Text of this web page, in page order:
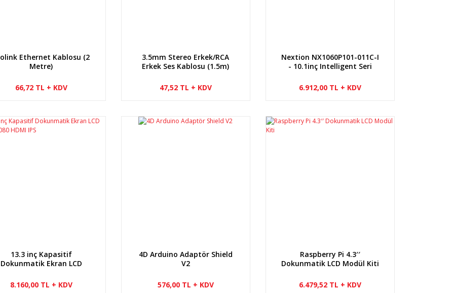
Ethernet Kablosu (2
Metre)
66,72 TL + KDV
3.5mm Stereo Erkek/RCA
Erkek Ses Kablosu (1.5m)
47,52 TL + KDV
Nextion NX1060P101-011C-I
- 10.1inç Intelligent Seri
6.912,00 TL + KDV
13.3 inç Kapasitif
Dokunmatik Ekran LCD
8.160,00 TL + KDV
4D Arduino Adaptör Shield
V2
576,00 TL + KDV
Raspberry Pi 4.3′′
Dokunmatik LCD Modül Kiti
6.479,52 TL + KDV